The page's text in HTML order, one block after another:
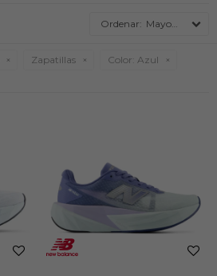
Mayor precio
Zapatillas Color: Azul